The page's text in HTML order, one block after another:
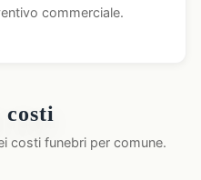
commerciale.
costi
costi funebri per comune.